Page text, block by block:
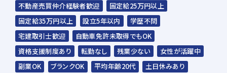
※入社時期は相談に応じます。
※現在、在職中の方も積極的にご応募くださ
い。応募の秘密は厳守いたします。
不動産売買仲介経験者歓迎
固定給25万円以上
固定給35万円以上
設立5年以内
学歴不問
宅建取引士歓迎
自動車免許未取得でもOK
資格支援制度あり
転勤なし 残業少ない
女性が活躍中
副業OK
ブランクOK 平均年齢20代
土日休みあり